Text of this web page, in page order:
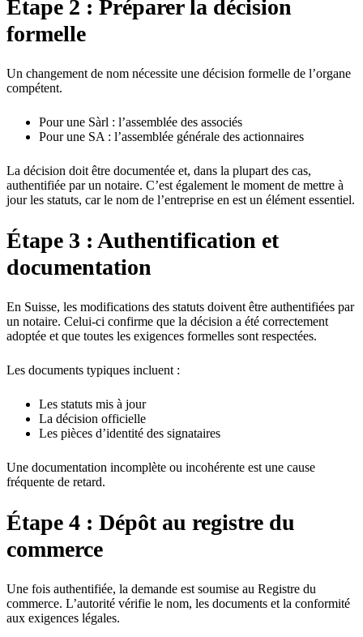
Étape 2 : Préparer la décision
formelle
Un changement de nom nécessite une décision formelle de l’organe
compétent.
Pour une Sàrl : l’assemblée des associés
Pour une SA : l’assemblée générale des actionnaires
La décision doit être documentée et, dans la plupart des cas,
authentifiée par un notaire. C’est également le moment de mettre à
jour les statuts, car le nom de l’entreprise en est un élément essentiel.
Étape 3 : Authentification et
documentation
En Suisse, les modifications des statuts doivent être authentifiées par
un notaire. Celui-ci confirme que la décision a été correctement
adoptée et que toutes les exigences formelles sont respectées.
Les documents typiques incluent :
Les statuts mis à jour
La décision officielle
Les pièces d’identité des signataires
Une documentation incomplète ou incohérente est une cause
fréquente de retard.
Étape 4 : Dépôt au registre du
commerce
Une fois authentifiée, la demande est soumise au Registre du
commerce. L’autorité vérifie le nom, les documents et la conformité
aux exigences légales.